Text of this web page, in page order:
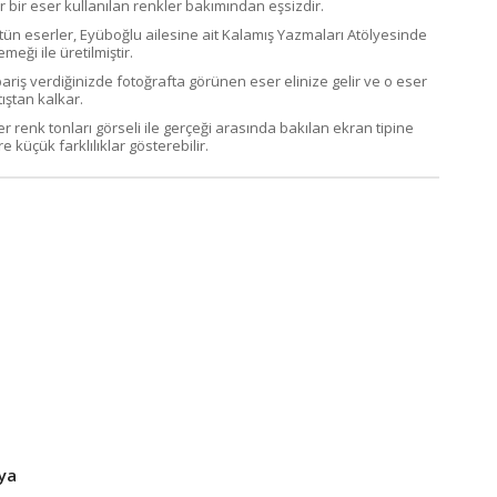
bir eser kullanılan renkler bakımından eşsizdir.
eserler, Eyüboğlu ailesine ait Kalamış Yazmaları Atölyesinde
ile üretilmiştir.
verdiğinizde fotoğrafta görünen eser elinize gelir ve o eser
kalkar.
renk tonları görseli ile gerçeği arasında bakılan ekran tipine
küçük farklılıklar gösterebilir.